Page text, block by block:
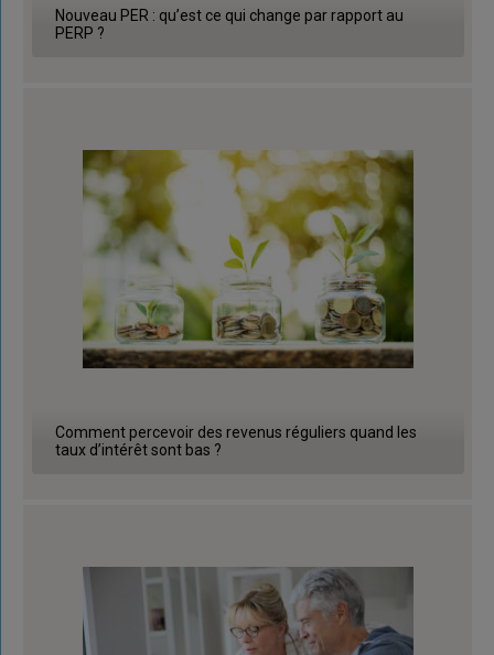
Nouveau PER : qu’est ce qui change par rapport au
PERP ?
Comment percevoir des revenus réguliers quand les
taux d’intérêt sont bas ?